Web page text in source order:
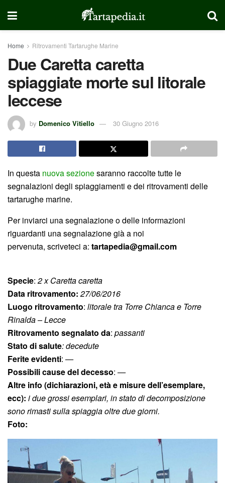
Home Ritrovamenti Tartarughe Marine
Due Caretta caretta
spiaggiate morte sul litorale
leccese
by Domenico Vitiello 30 Giugno 2016
In questa nuova sezionesaranno raccolte tutte le
segnalazioni degli spiaggiamenti e dei ritrovamenti delle
tartarughe marine.
Per inviarci una segnalazione o delle informazioni
riguardanti una segnalazione già a noi
pervenuta, scriveteci a: tartapedia@gmail.com
Specie:2 x Caretta caretta
Data ritrovamento: 27/06/2016
Luogo ritrovamento: litorale tra Torre Chianca e Torre
Rinalda – Lecce
Ritrovamento segnalato da: passanti
Stato di salute:decedute
Ferite evidenti: —
Possibili cause del decesso: —
Altre info (dichiarazioni, età e misure dell’esemplare,
ecc): i due grossi esemplari, in stato di decomposizione
sono rimasti sulla spiaggia oltre due giorni.
Foto: